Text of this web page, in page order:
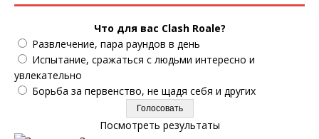
Что для вас Clash Roale?
Развлечение, пара раундов в день
Испытание, сражаться с людьми интересно и
увлекательно
Борьба за первенство, не щадя себя и других
Посмотреть результаты